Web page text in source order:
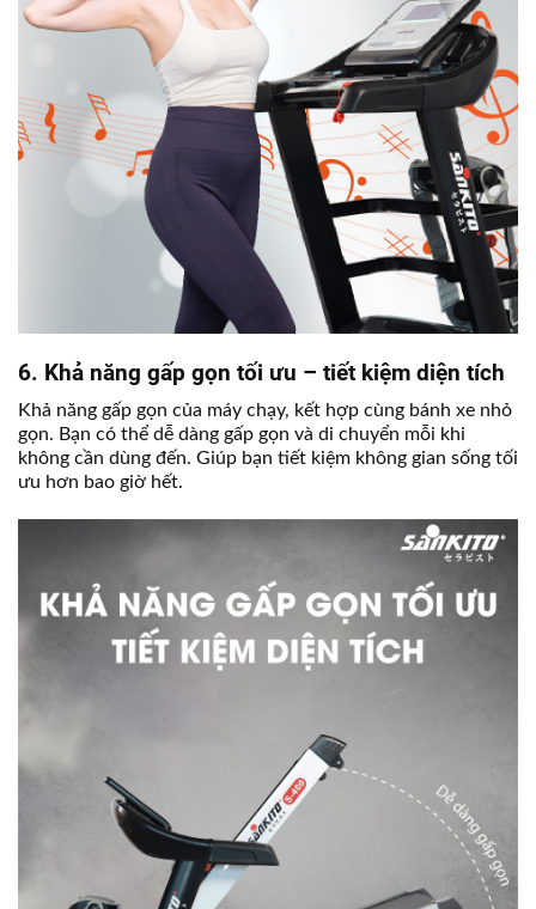
6. Khả năng gấp gọn tối ưu – tiết kiệm diện tích
Khả năng gấp gọn của máy chạy, kết hợp cùng bánh xe nhỏ
gọn. Bạn có thể dễ dàng gấp gọn và di chuyển mỗi khi
không cần dùng đến. Giúp bạn tiết kiệm không gian sống tối
ưu hơn bao giờ hết.